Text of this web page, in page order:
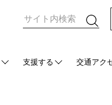
支援する 交通アク